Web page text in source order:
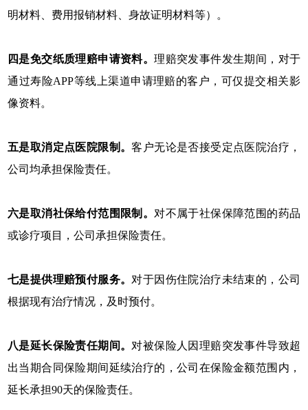
明材料、费用报销材料、身故证明材料等）。
四是免交纸质理赔申请资料。理赔突发事件发生期间，对于
通过寿险APP等线上渠道申请理赔的客户，可仅提交相关影
像资料。
五是取消定点医院限制。客户无论是否接受定点医院治疗，
公司均承担保险责任。
六是取消社保给付范围限制。 对不属于社保保障范围的药品
或诊疗项目，公司承担保险责任。
七是提供理赔预付服务。 对于因伤住院治疗未结束的，公司
根据现有治疗情况，及时预付。
八是延长保险责任期间。 对被保险人因理赔突发事件导致超
出当期合同保险期间延续治疗的，公司在保险金额范围内，
延长承担90天的保险责任。